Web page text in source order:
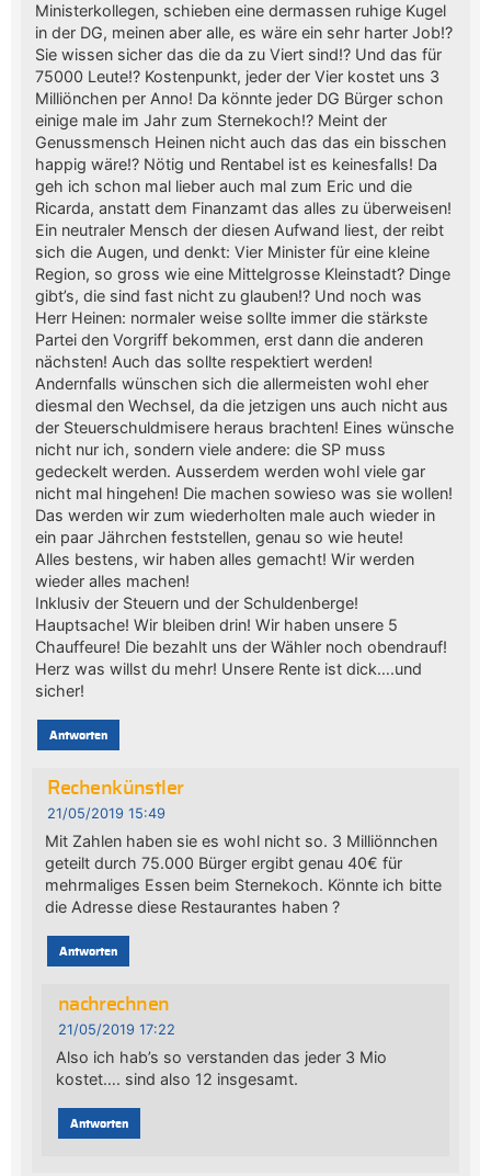
Ministerkollegen, schieben eine dermassen ruhige Kugel
in der DG, meinen aber alle, es wäre ein sehr harter Job!?
Sie wissen sicher das die da zu Viert sind!? Und das für
75000 Leute!? Kostenpunkt, jeder der Vier kostet uns 3
Milliönchen per Anno! Da könnte jeder DG Bürger schon
einige male im Jahr zum Sternekoch!? Meint der
Genussmensch Heinen nicht auch das das ein bisschen
happig wäre!? Nötig und Rentabel ist es keinesfalls! Da
geh ich schon mal lieber auch mal zum Eric und die
Ricarda, anstatt dem Finanzamt das alles zu überweisen!
Ein neutraler Mensch der diesen Aufwand liest, der reibt
sich die Augen, und denkt: Vier Minister für eine kleine
Region, so gross wie eine Mittelgrosse Kleinstadt? Dinge
gibt’s, die sind fast nicht zu glauben!? Und noch was
Herr Heinen: normaler weise sollte immer die stärkste
Partei den Vorgriff bekommen, erst dann die anderen
nächsten! Auch das sollte respektiert werden!
Andernfalls wünschen sich die allermeisten wohl eher
diesmal den Wechsel, da die jetzigen uns auch nicht aus
der Steuerschuldmisere heraus brachten! Eines wünsche
nicht nur ich, sondern viele andere: die SP muss
gedeckelt werden. Ausserdem werden wohl viele gar
nicht mal hingehen! Die machen sowieso was sie wollen!
Das werden wir zum wiederholten male auch wieder in
ein paar Jährchen feststellen, genau so wie heute!
Alles bestens, wir haben alles gemacht! Wir werden
wieder alles machen!
Inklusiv der Steuern und der Schuldenberge!
Hauptsache! Wir bleiben drin! Wir haben unsere 5
Chauffeure! Die bezahlt uns der Wähler noch obendrauf!
Herz was willst du mehr! Unsere Rente ist dick….und
sicher!
Antworten
Rechenkünstler
21/05/2019 15:49
Mit Zahlen haben sie es wohl nicht so. 3 Milliönnchen
geteilt durch 75.000 Bürger ergibt genau 40€ für
mehrmaliges Essen beim Sternekoch. Könnte ich bitte
die Adresse diese Restaurantes haben ?
Antworten
nachrechnen
21/05/2019 17:22
Also ich hab’s so verstanden das jeder 3 Mio
kostet…. sind also 12 insgesamt.
Antworten